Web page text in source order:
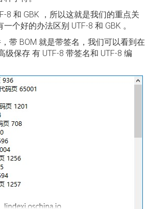
8 和 GBK ，所以这就是我们的重点关
个好的办法区别 UTF-8 和 GBK 。
带 BOM 就是带签名，我们可以看到在
级保存 有 UTF-8 带签名和 UTF-8 编